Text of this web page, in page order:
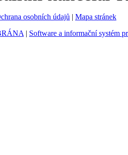
osobních údajů | Mapa stránek
| Software a informační systém